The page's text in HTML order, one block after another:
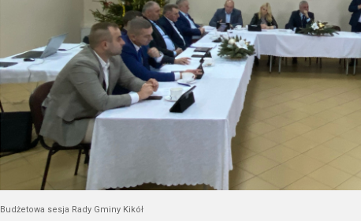
Budżetowa sesja Rady Gminy Kikół